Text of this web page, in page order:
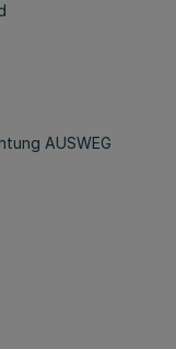
AUSWEG